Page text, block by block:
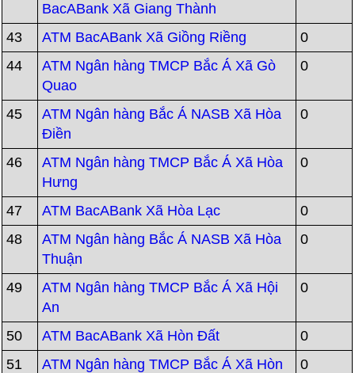
BacABank Xã Giang Thành
43 ATM BacABank Xã Giồng Riềng
0
44
ATM Ngân hàng TMCP Bắc Á Xã Gò
Quao
0
45
ATM Ngân hàng Bắc Á NASB Xã Hòa
Điền
0
46
ATM Ngân hàng TMCP Bắc Á Xã Hòa
Hưng
0
47 ATM BacABank Xã Hòa Lạc
0
48
ATM Ngân hàng Bắc Á NASB Xã Hòa
Thuận
0
49
ATM Ngân hàng TMCP Bắc Á Xã Hội
An
0
50 ATM BacABank Xã Hòn Đất
0
51
ATM Ngân hàng TMCP Bắc Á Xã Hòn
0